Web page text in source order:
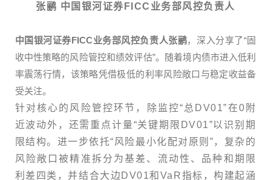
张鹂 中国银河证券FICC业务部风控负责人
中国银河证券FICC业务部风控负责人张鹂，深入分享了“固
收中性策略的风险管控和绩效评估”。随着境内债市进入低利
率震荡行情，该策略凭借极低的利率风险敞口与稳定收益备
受关注。
针对核心的风险管控环节，除监控“总DV01”在0附
近波动外，还需重点计量“关键期限DV01”以识别期
限结构。进一步依托“风险最小化配对原则”，复杂的
风险敞口被精准拆分为基差、流动性、品种和期限
利差四类，并结合大边DV01和VaR指标，构建起涵